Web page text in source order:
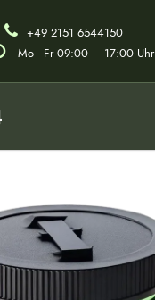
+49 2151 6544150
Mo - Fr 09:00 – 17:00 Uhr